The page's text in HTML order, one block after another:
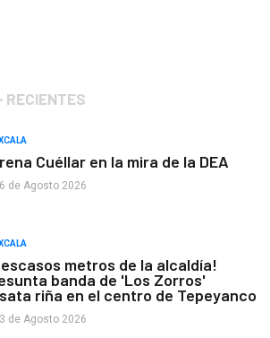
RECIENTES
Cuéllar en la mira de la DEA
de Agosto 2026
escasos metros de la alcaldía!
banda de 'Los Zorros'
riña en el centro de Tepeyanco
de Agosto 2026